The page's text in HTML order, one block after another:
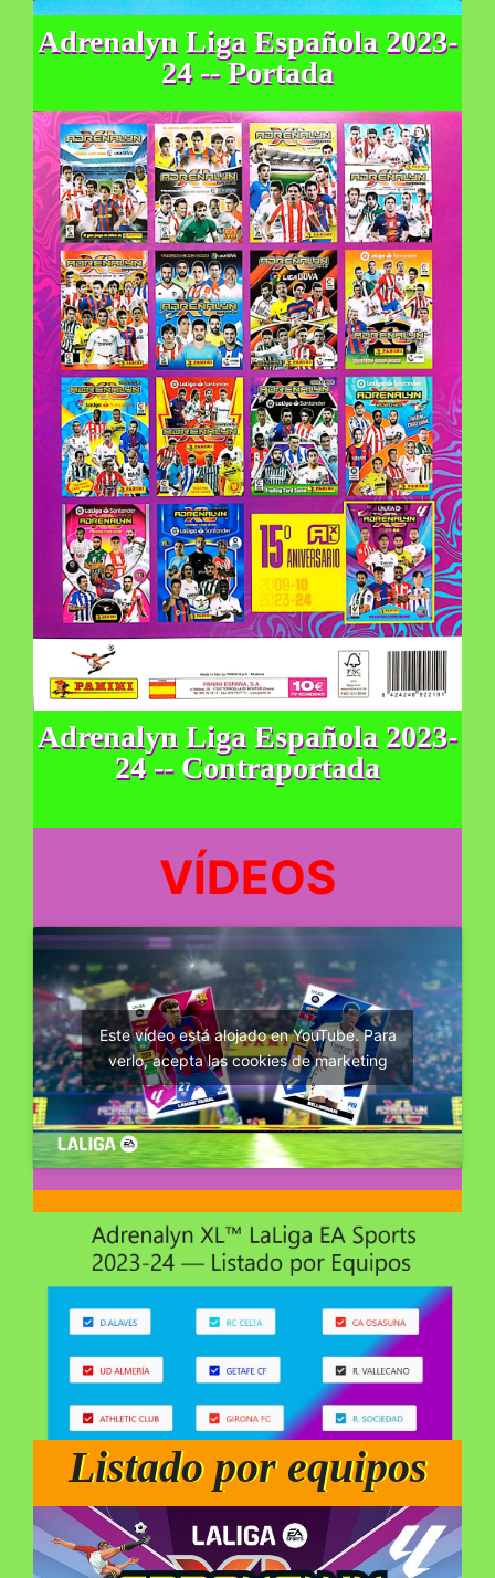
Adrenalyn Liga Española 2023-
24 -- Portada
Adrenalyn Liga Española 2023-
24 -- Contraportada
VÍDEOS
Este vídeo está alojado en YouTube. Para
verlo, acepta las cookies de marketing
Listado por equipos